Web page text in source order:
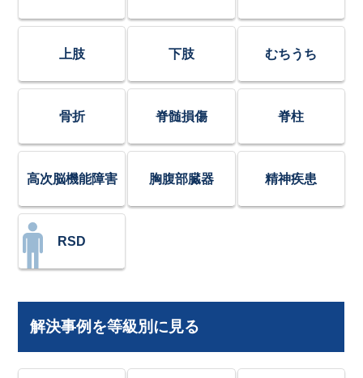
上肢 下肢 むちうち
骨折 脊髄損傷 脊柱
高次脳機能障害 胸腹部臓器 精神疾患
RSD
解決事例を等級別に見る